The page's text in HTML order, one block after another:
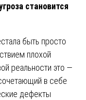
становится
быть просто
плохой
реальности это —
в себе
дефекты